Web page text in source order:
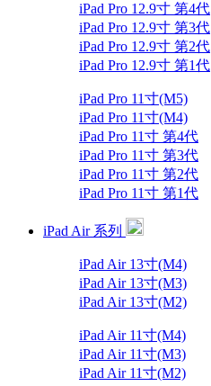
iPad Pro 12.9寸 第4代
iPad Pro 12.9寸 第3代
iPad Pro 12.9寸 第2代
iPad Pro 12.9寸 第1代
iPad Pro 11寸(M5)
iPad Pro 11寸(M4)
iPad Pro 11寸 第4代
iPad Pro 11寸 第3代
iPad Pro 11寸 第2代
iPad Pro 11寸 第1代
iPad Air 系列
iPad Air 13寸(M4)
iPad Air 13寸(M3)
iPad Air 13寸(M2)
iPad Air 11寸(M4)
iPad Air 11寸(M3)
iPad Air 11寸(M2)